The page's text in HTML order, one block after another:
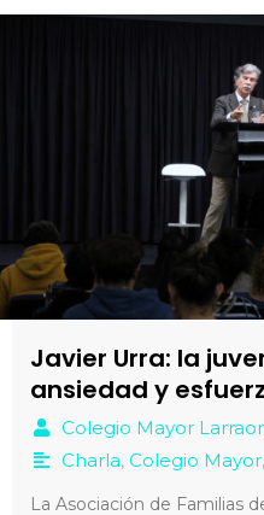
Javier Urra: la
ansiedad y
Colegio Mayor
Charla, Colegio Mayor,
La Asociación de Familias